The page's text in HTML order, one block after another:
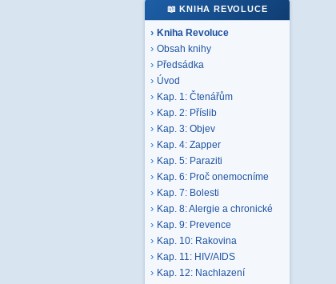
📖 KNIHA REVOLUCE
Kniha Revoluce
Obsah knihy
Předsádka
Úvod
Kap. 1: Čtenářům
Kap. 2: Příslib
Kap. 3: Objev
Kap. 4: Zapper
Kap. 5: Paraziti
Kap. 6: Proč onemocníme
Kap. 7: Bolesti
Kap. 8: Alergie a chronické
Kap. 9: Prevence
Kap. 10: Rakovina
Kap. 11: HIV/AIDS
Kap. 12: Nachlazení